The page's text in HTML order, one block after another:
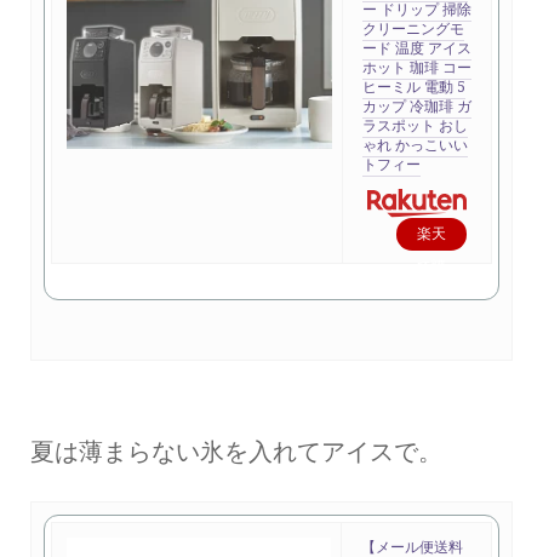
ー ドリップ 掃除
クリーニングモ
ード 温度 アイス
ホット 珈琲 コー
ヒーミル 電動 5
カップ 冷珈琲 ガ
ラスポット おし
ゃれ かっこいい
トフィー
楽天
入
夏は薄まらない氷を入れてアイスで。
【メール便送料